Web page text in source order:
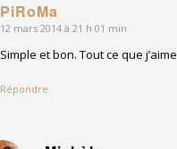
PiRoMa
dit
12 mars 2014 à 21 h 01 min
Simple et bon. Tout ce que j’aime
Répondre